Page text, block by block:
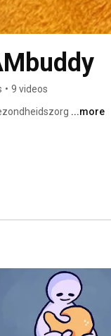
• 9 videos
...more